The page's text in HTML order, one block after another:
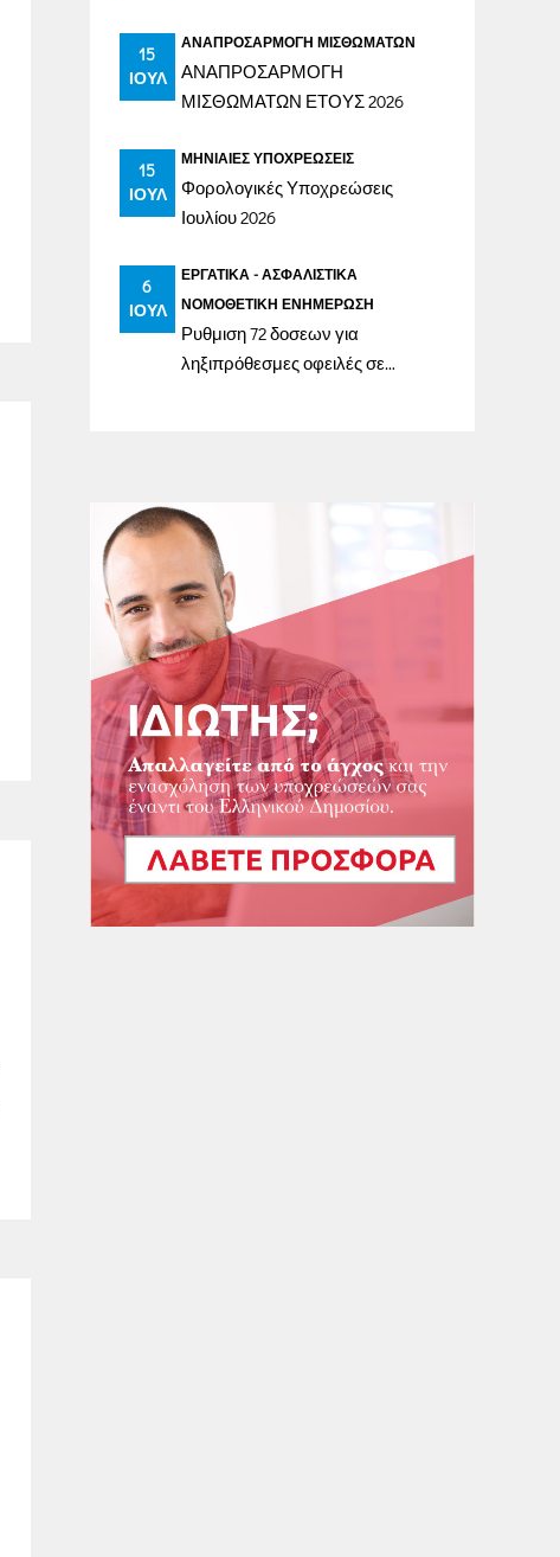
15
ΙΟΎΛ
ΑΝΑΠΡΟΣΑΡΜΟΓΉ ΜΙΣΘΩΜΆΤΩΝ
ΑΝΑΠΡΟΣΑΡΜΟΓΗ
ΜΙΣΘΩΜΑΤΩΝ ΕΤΟΥΣ 2026
15
ΙΟΎΛ
ΜΗΝΙΑΊΕΣ ΥΠΟΧΡΕΏΣΕΙΣ
Φορολογικές Υποχρεώσεις
Ιουλίου 2026
6
ΙΟΎΛ
ΕΡΓΑΤΙΚΆ - ΑΣΦΑΛΙΣΤΙΚΆ
ΝΟΜΟΘΕΤΙΚΉ ΕΝΗΜΈΡΩΣΗ
Ρυθμιση 72 δοσεων για
ληξιπρόθεσμες οφειλές σε